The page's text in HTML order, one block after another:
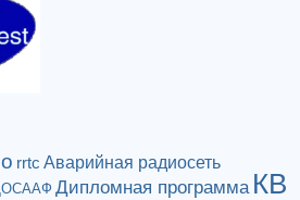
rrtc Аварийная радиосеть
Дипломная программа КВ